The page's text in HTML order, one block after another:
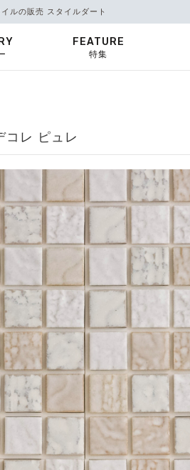
ルの販売 スタイルダート
FEATURE
特集
コレ ピュレ